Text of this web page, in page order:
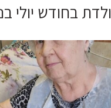
בחודש יולי